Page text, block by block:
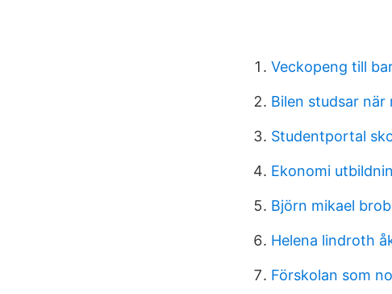
Veckopeng till
Bilen studsar när
Studentportal
Ekonomi
Björn mikael
Helena lindroth
Förskolan som